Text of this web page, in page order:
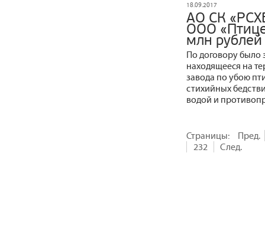
18.09.2017
АО СК
ООО
млн рублей
По договору было
находящееся на
завода по убою
стихийных
водой и
Страницы:
Пред.
232
След.